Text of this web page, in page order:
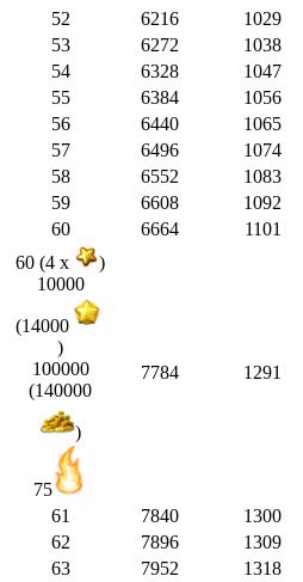
52
6216 1029
53
6272 1038
54
6328 1047
55
6384 1056
56
6440 1065
57
6496 1074
58
6552 1083
59
6608 1092
60
6664 1101
60 (4 x
)
10000
(14000
)
100000
(140000
)
75
7784 1291
61 7840 1300
62
7896 1309
63
7952 1318